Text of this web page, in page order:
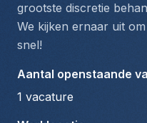
grootste discretie
We kijken ernaar uit
snel!
Aantal openstaande
1 vacature